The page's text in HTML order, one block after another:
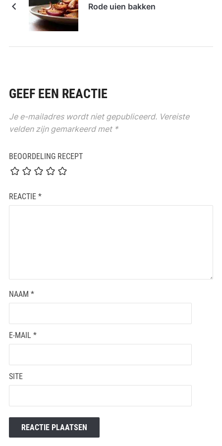
Rode uien bakken
GEEF EEN REACTIE
Je e-mailadres wordt niet gepubliceerd. Vereiste
velden zijn gemarkeerd met *
BEOORDELING RECEPT
REACTIE *
NAAM *
E-MAIL *
SITE